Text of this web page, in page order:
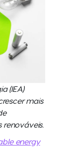
(IEA)
mais
renováveis.
energy